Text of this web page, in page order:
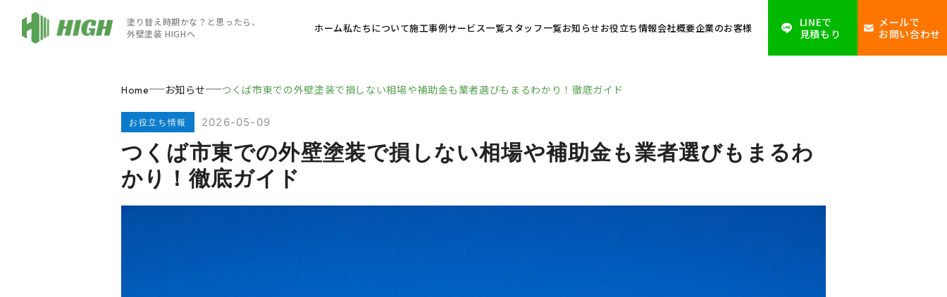
塗り替え時期かな？と思ったら、
外壁塗装 HIGHへ
ホーム私たちについて施工事例サービス一覧スタッフ一覧お知らせお役立ち情報会社概要企業のお客様
LINEで
見積もり
メールで
お問い合わせ
Home お知らせ つくば市東での外壁塗装で損しない相場や補助金も業者選びもまるわかり！徹底ガイド
お役立ち情報 2026-05-09
つくば市東での外壁塗装で損しない相場や補助金も業者選びもまるわ
かり！徹底ガイド